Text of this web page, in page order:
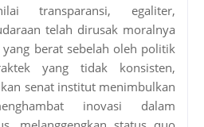
transparansi, egaliter,
telah dirusak moralnya
berat sebelah oleh politik
yang tidak konsisten,
senat institut menimbulkan
inovasi dalam